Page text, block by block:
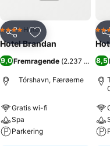
Del Føj til favoritter
4 StjernerHotel
Hotel Brandan
9,0Fremragende (2.237
Tórshavn, Færøerne
Gratis wi-fi
Spa
Parkering
4
8,5